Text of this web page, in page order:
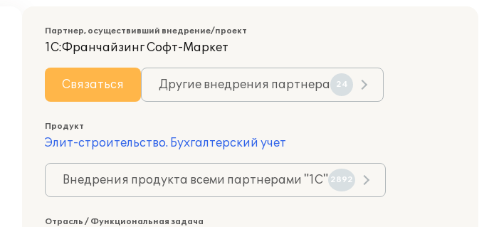
Партнер, осуществивший внедрение/проект
1С:Франчайзинг Софт-Маркет
Связаться Другие внедрения партнера 24
Продукт
Элит-строительство. Бухгалтерский учет
Внедрения продукта всеми партнерами "1С" 2892
Отрасль / Функциональная задача